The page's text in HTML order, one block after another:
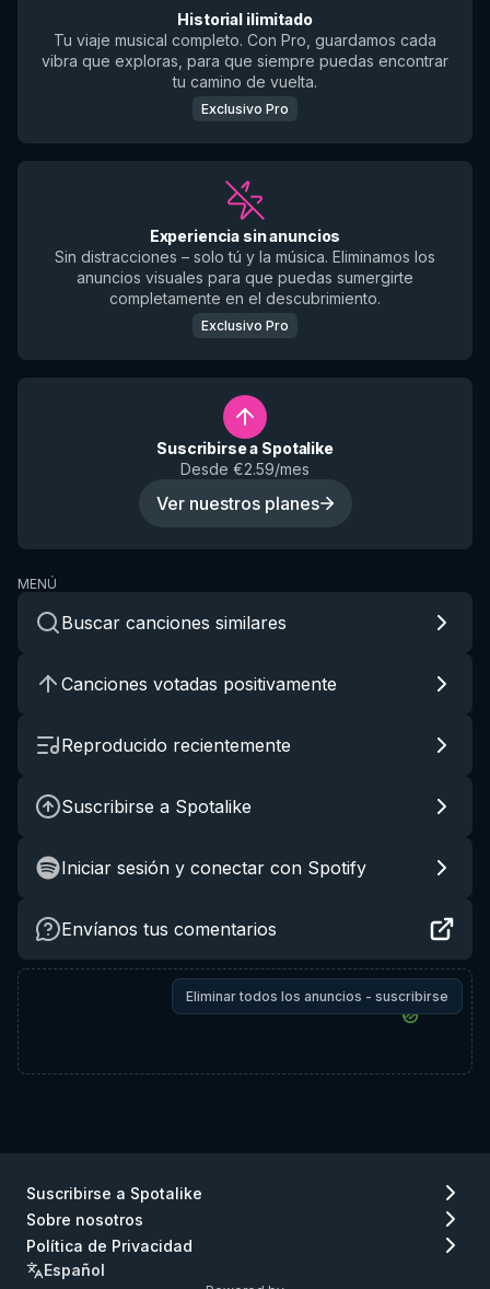
Historial ilimitado
Tu viaje musical completo. Con Pro, guardamos cada
vibra que exploras, para que siempre puedas encontrar
tu camino de vuelta.
Exclusivo Pro
Experiencia sin anuncios
Sin distracciones – solo tú y la música. Eliminamos los
anuncios visuales para que puedas sumergirte
completamente en el descubrimiento.
Exclusivo Pro
Suscribirse a Spotalike
Desde €2.59/mes
Ver nuestros planes
MENÚ
Buscar canciones similares
Canciones votadas positivamente
Reproducido recientemente
Suscribirse a Spotalike
Iniciar sesión y conectar con Spotify
Envíanos tus comentarios
Eliminar todos los anuncios - suscribirse
Suscribirse a Spotalike
Sobre nosotros
Política de Privacidad
Español